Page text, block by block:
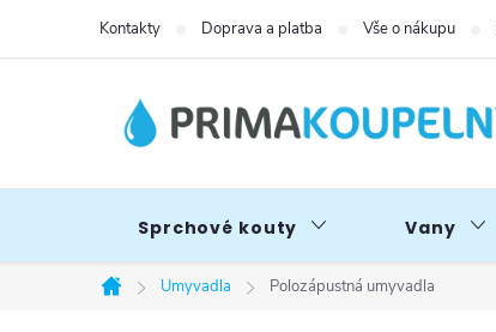
Kontakty Doprava a platba Vše o nákupu
Sprchové kouty Vany
Domů
Umyvadla Polozápustná umyvadla